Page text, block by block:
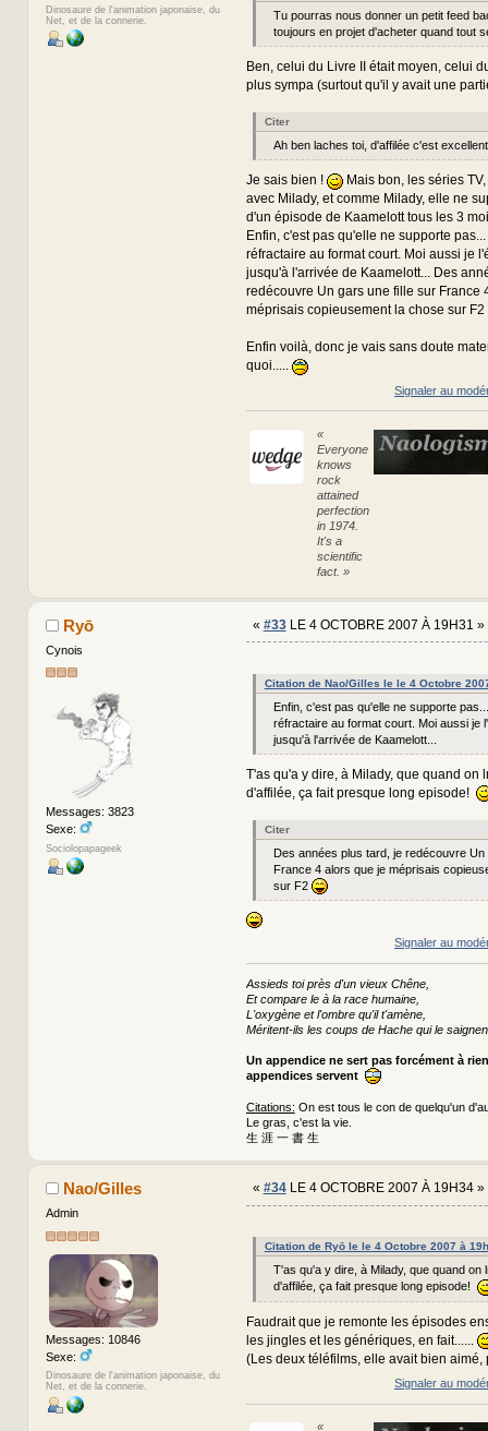
Dinosaure de l'animation japonaise, du
Net, et de la connerie.
Tu pourras nous donner un petit feed
toujours en projet d'acheter quand tout
Ben, celui du Livre II était moyen, celui
plus sympa (surtout qu'il y avait une
Citer
Ah ben laches toi, d'affilée c'est
Je sais bien !
Mais bon, les séries
avec Milady, et comme Milady, elle ne
d'un épisode de Kaamelott tous les 3
Enfin, c'est pas qu'elle ne supporte
réfractaire au format court. Moi aussi je
jusqu'à l'arrivée de Kaamelott... Des
redécouvre Un gars une fille sur France
méprisais copieusement la chose sur F2
Enfin voilà, donc je vais sans doute
quoi.....
Signaler au
«
Everyone
knows
rock
attained
perfection
in 1974.
It's a
scientific
fact. »
Ryō
Cynois
Messages: 3823
Sexe:
Sociolopapageek
« #33LE 4 OCTOBRE 2007 À 19H31 »
Citation de Nao/Gilles le le 4 Octobre
Enfin, c'est pas qu'elle ne supporte
réfractaire au format court. Moi aussi je
jusqu'à l'arrivée de Kaamelott...
T'as qu'a y dire, à Milady, que quand on
d'affilée, ça fait presque long episode!
Citer
Des années plus tard, je redécouvre Un
France 4 alors que je méprisais
sur F2
Signaler au
Assieds toi près d'un vieux Chêne,
Et compare le à la race humaine,
L'oxygène et l'ombre qu'il t'amène,
Méritent-ils les coups de Hache qui le
Un appendice ne sert pas forcément à
appendices servent
Citations: On est tous le con de quelqu'un
Le gras, c'est la vie.
生 涯 一 書 生
Nao/Gilles
Admin
Messages: 10846
Sexe:
Dinosaure de l'animation japonaise, du
Net, et de la connerie.
« #34LE 4 OCTOBRE 2007 À 19H34 »
Citation de Ryō le le 4 Octobre 2007 à
T'as qu'a y dire, à Milady, que quand on
d'affilée, ça fait presque long episode!
Faudrait que je remonte les épisodes
les jingles et les génériques, en fait......
(Les deux téléfilms, elle avait bien aimé,
Signaler au
«